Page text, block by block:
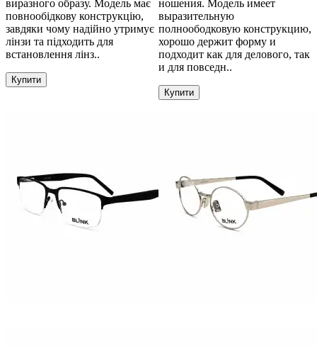
виразного образу. Модель має
повнообідкову конструкцію,
завдяки чому надійно утримує
лінзи та підходить для
встановлення лінз..
Купити
ношения. Модель имеет
выразительную
полноободковую конструкцию,
хорошо держит форму и
подходит как для делового, так
и для повседн..
Купити